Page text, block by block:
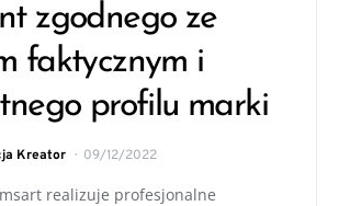
zgodnego ze
faktycznym i
profilu marki
Kreator 09/12/2022
realizuje profesjonalne